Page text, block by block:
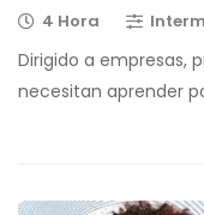
4 Hora
Dirigido a empresas,
necesitan aprender